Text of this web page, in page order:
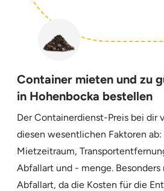
Container mieten und zu
in Hohenbocka bestellen
Der Containerdienst-Preis bei dir
diesen wesentlichen Faktoren ab:
Mietzeitraum,
Abfallart und - menge.
Abfallart, da die Kosten für die